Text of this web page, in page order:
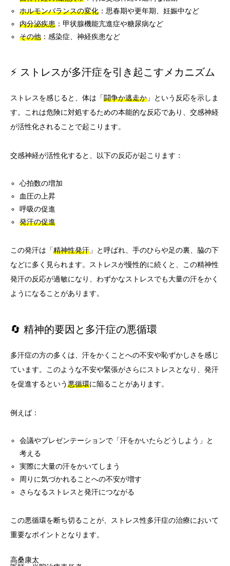
ホルモンバランスの変化 ：思春期や更年期、妊娠中など
内分泌疾患 ：甲状腺機能亢進症や糖尿病など
その他 ：感染症、神経疾患など
⚡ ストレスが多汗症を引き起こすメカニズム
ストレスを感じると、体は「闘争か逃走か 」という反応を示しま
す。これは危険に対処するための本能的な反応であり、交感神経
が活性化されることで起こります。
交感神経が活性化すると、以下の反応が起こります：
心拍数の増加
血圧の上昇
呼吸の促進
発汗の促進
この発汗は「精神性発汗 」と呼ばれ、手のひらや足の裏、脇の下
などに多く見られます。ストレスが慢性的に続くと、この精神性
発汗の反応が過敏になり、わずかなストレスでも大量の汗をかく
ようになることがあります。
🔄 精神的要因と多汗症の悪循環
多汗症の方の多くは、汗をかくことへの不安や恥ずかしさを感じ
ています。このような不安や緊張がさらにストレスとなり、発汗
を促進するという悪循環に陥ることがあります。
例えば：
会議やプレゼンテーションで「汗をかいたらどうしよう」と
考える
実際に大量の汗をかいてしまう
周りに気づかれることへの不安が増す
さらなるストレスと発汗につながる
この悪循環を断ち切ることが、ストレス性多汗症の治療において
重要なポイントとなります。
高桑康太